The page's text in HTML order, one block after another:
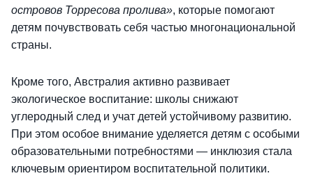
островов Торресова пролива», которые помогают
детям почувствовать себя частью многонациональной
страны.
Кроме того, Австралия активно развивает
экологическое воспитание: школы снижают
углеродный след и учат детей устойчивому развитию.
При этом особое внимание уделяется детям с особыми
образовательными потребностями — инклюзия стала
ключевым ориентиром воспитательной политики.